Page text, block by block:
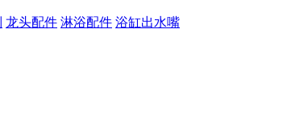
龙头配件 淋浴配件 浴缸出水嘴